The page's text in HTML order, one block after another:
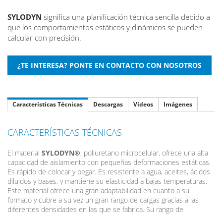
SYLODYN significa una planificación técnica sencilla debido a
que los comportamientos estáticos y dinámicos se pueden
calcular con precisión.
Características Técnicas Descargas Vídeos Imágenes
CARACTERÍSTICAS TÉCNICAS
El material SYLODYN®, poliuretano microcelular, ofrece una alta
capacidad de aislamiento con pequeñas deformaciones estáticas.
Es rápido de colocar y pegar. Es resistente a agua, aceites, ácidos
diluidos y bases, y mantiene su elasticidad a bajas temperaturas.
Este material ofrece una gran adaptabilidad en cuanto a su
formato y cubre a su vez un gran rango de cargas gracias a las
diferentes densidades en las que se fabrica. Su rango de